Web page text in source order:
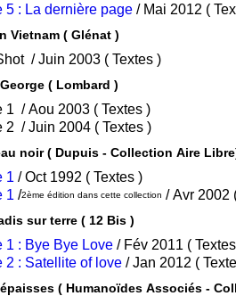
5 : La dernière page / Mai
Vietnam ( Glénat )
• OneShot / Juin 2003 ( Textes )
( Lombard )
• Tome 1 / Aou 2003 ( Textes )
• Tome 2 / Juin 2004 ( Textes )
L' Oiseau noir ( Dupuis - Collection Aire
1
/ Oct 1992 ( Textes )
1 /2ème édition dans cette collection
Le Paradis sur terre ( 12 Bis )
1 : Bye Bye Love
/ Fév 2011 (
2 : Satellite of love / Jan 2012 (
Peaux